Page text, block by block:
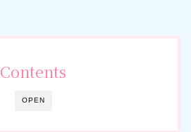
OPEN
Contents